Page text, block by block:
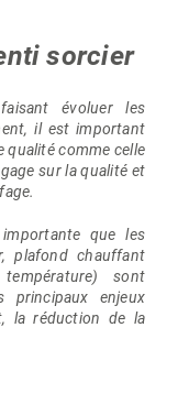
sorcier
évoluer les
il est important
qualité comme celle
sur la qualité et
que les
plafond chauffant
sont
principaux enjeux
la réduction de la